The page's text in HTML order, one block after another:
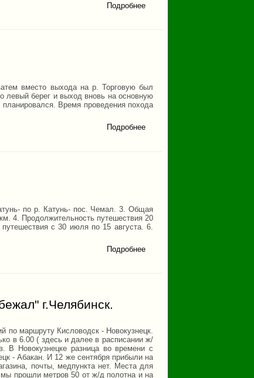
Подробнее
вместо выхода на р. Торговую был
левый берег и выход вновь на основную
Время проведения похода
Подробнеео Пешеходный
по р. Катунь- пос. Чемал. 3. Общая
4. Продолжительность путешествия 20
с 30 июля по 15 августа. 6.
Подробнее
г.Челябинск.
маршруту Кисловодск - Новокузнецк.
в 6.00 ( здесь и далее в расписании ж/
В Новокузнецке разница во времени с
- Абакан. И 12 же сентября прибыли на
почты, медпункта нет. Места для
прошли метров 50 от ж/д полотна и на